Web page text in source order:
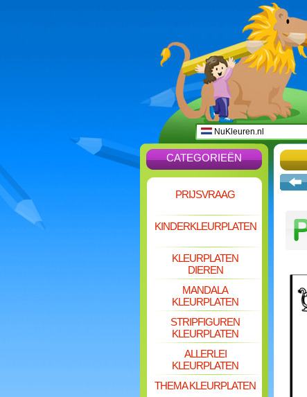
NuKleuren.nl
CATEGORIEËN
PRIJSVRAAG
KINDERKLEURPLATEN
KLEURPLATEN
DIEREN
MANDALA
KLEURPLATEN
STRIPFIGUREN
KLEURPLATEN
ALLERLEI
KLEURPLATEN
THEMA KLEURPLATEN